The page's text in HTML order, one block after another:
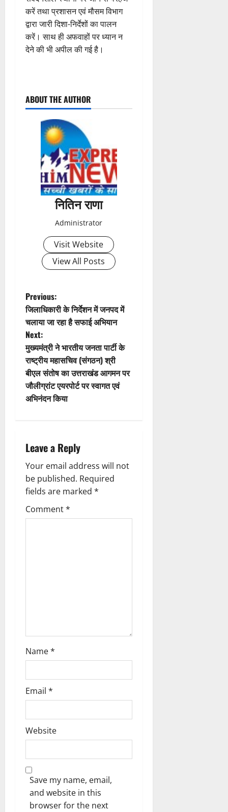
करें तथा प्रशासन एवं मौसम विभाग
द्वारा जारी दिशा-निर्देशों का पालन
करें। साथ ही अफवाहों पर ध्यान न
देने की भी अपील की गई है।
o
t
i
o
n
ABOUT THE AUTHOR
नितिन राणा
Administrator
Visit Website
View All Posts
P
o
s
t
n
a
i
g
a
t
Previous:
जिलाधिकारी के निर्देशन में जनपद में
चलाया जा रहा है सफाई अभियान
Next:
मुख्यमंत्री ने भारतीय जनता पार्टी के
राष्ट्रीय महासचिव (संगठन) श्री
बीएल संतोष का उत्तराखंड आगमन पर
जौलीग्रांट एयरपोर्ट पर स्वागत एवं
अभिनंदन किया
Leave a Reply
Your email address will not
be published. Required
fields are marked *
Comment*
Name*
Email *
Website
Save my name, email,
and website in this
browser for the next